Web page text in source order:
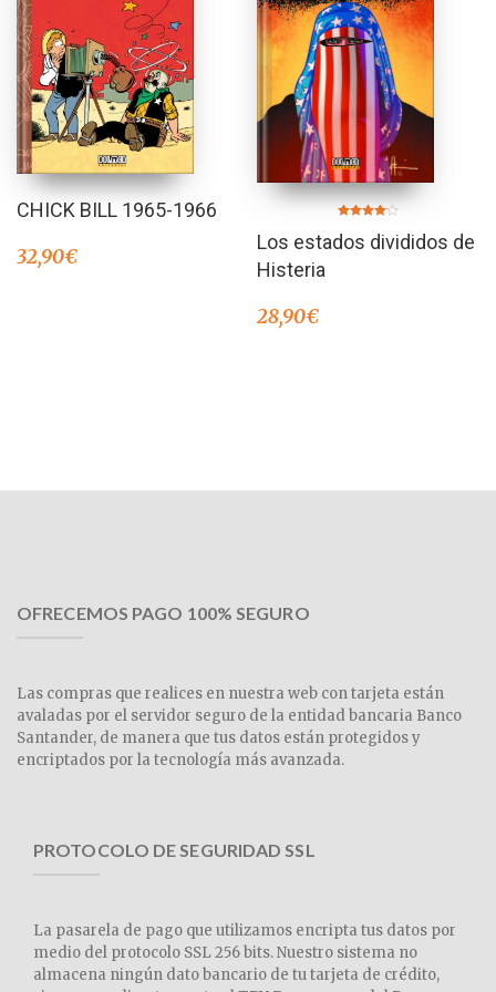
CHICK BILL 1965-1966
32,90€
en
4.00
Los estados divididos de
Histeria
28,90€
OFRECEMOS PAGO 100% SEGURO
Las compras que realices en nuestra web con tarjeta están
avaladas por el servidor seguro de la entidad bancaria Banco
Santander, de manera que tus datos están protegidos y
encriptados por la tecnología más avanzada.
PROTOCOLO DE SEGURIDAD SSL
La pasarela de pago que utilizamos encripta tus datos por
medio del protocolo SSL 256 bits. Nuestro sistema no
almacena ningún dato bancario de tu tarjeta de crédito,